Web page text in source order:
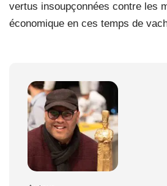
vertus insoupçonnées contre les
économique en ces temps de